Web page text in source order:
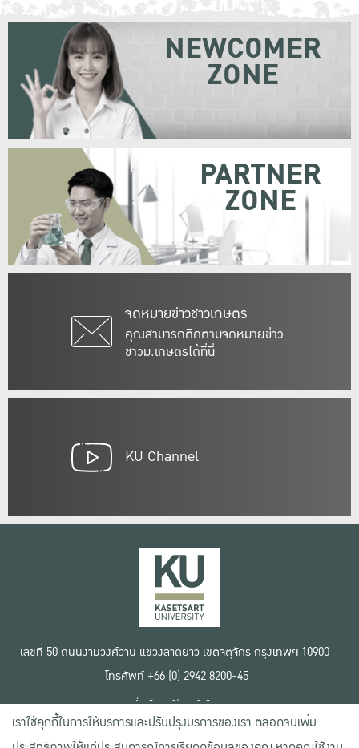
จดหมายข่าวชาวเกษตร
คุณสามารถติดตามจดหมายข่าว
ชาวม.เกษตรได้ที่นี่
NEWCOMER
ZONE
PARTNER
ZONE
KU Channel
เลขที่ 50 ถนนงามวงศ์วาน แขวงลาดยาว เขตจตุจักร กรุงเทพฯ 10900
โทรศัพท์ +66 (0) 2942 8200-45
เงื่อนไขการใช้งานเว็บไซต์
ข้อตกลงด้านสิทธิ์ใช้งาน
นโยบายความเป็นส่วนตัว
เราใช้คุกกี้ในการให้บริการและปรับปรุงบริการของเรา ตลอดจนเพิ่ม